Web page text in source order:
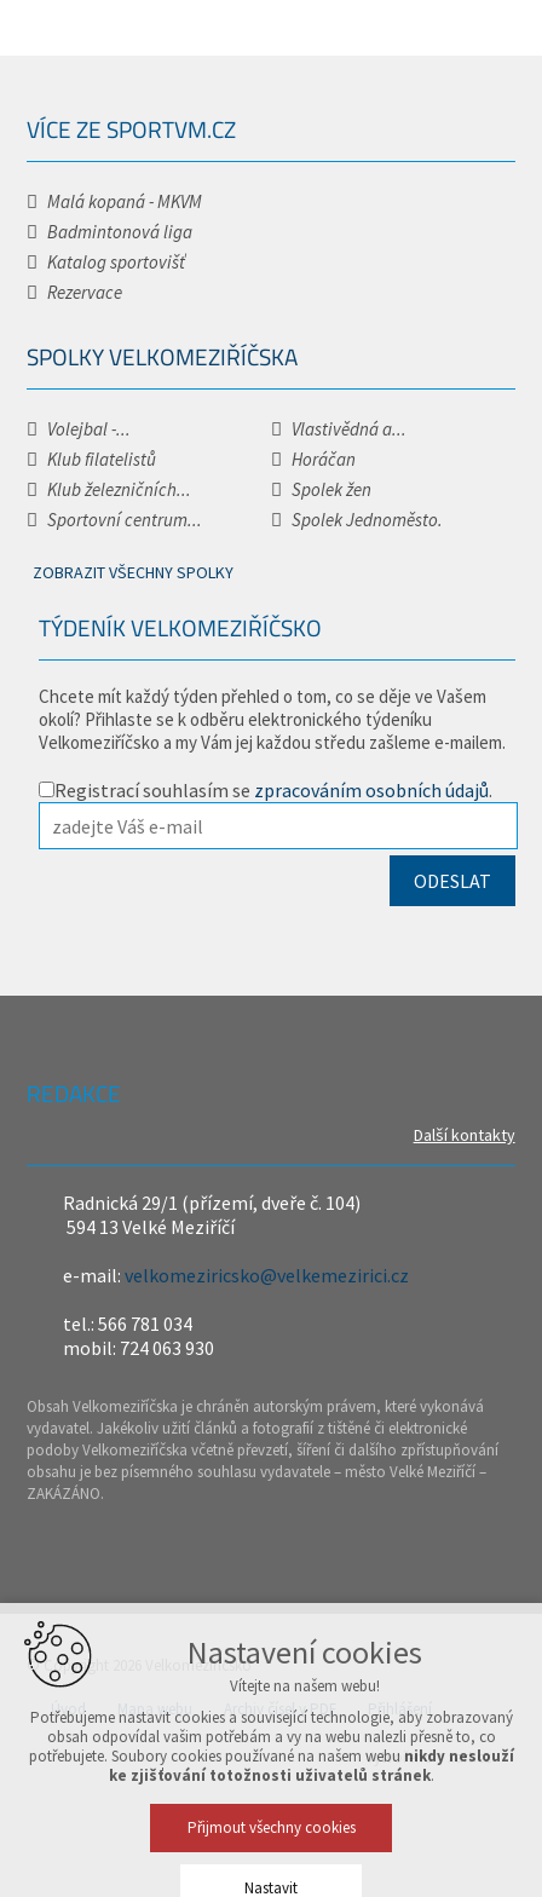
VÍCE ZE SPORTVM.CZ
Malá kopaná - MKVM
Badmintonová liga
Katalog sportovišť
Rezervace
SPOLKY VELKOMEZIŘÍČSKA
Volejbal -...
Vlastivědná a...
Klub filatelistů
Horáčan
Klub železničních...
Spolek žen
Sportovní centrum...
Spolek Jednoměsto.
ZOBRAZIT VŠECHNY SPOLKY
TÝDENÍK VELKOMEZIŘÍČSKO
Chcete mít každý týden přehled o tom, co se děje ve Vašem
okolí? Přihlaste se k odběru elektronického týdeníku
Velkomeziříčsko a my Vám jej každou středu zašleme e-mailem.
Registrací souhlasím se zpracováním osobních údajů.
REDAKCE
Další kontakty
Radnická 29/1 (přízemí, dveře č. 104)
594 13 Velké Meziříčí
e-mail:velkomeziricsko@velkemezirici.cz
tel.: 566 781 034
mobil: 724 063 930
Obsah Velkomeziříčska je chráněn autorským právem, které vykonává
vydavatel. Jakékoliv užití článků a fotografií z tištěné či elektronické
podoby Velkomeziříčska včetně převzetí, šíření či dalšího zpřístupňování
obsahu je bez písemného souhlasu vydavatele – město Velké Meziříčí –
ZAKÁZÁNO.
© Copyright 2026 Velkomeziříčsko
Úvod Mapa webu Archiv čísel v PDF Přihlášení
Vytvořeno v xart.cz
Nastavení cookies
Vítejte na našem webu!
Potřebujeme nastavit cookies a související technologie, aby zobrazovaný
obsah odpovídal vašim potřebám a vy na webu nalezli přesně to, co
potřebujete. Soubory cookies používané na našem webu nikdy neslouží
ke zjišťování totožnosti uživatelů stránek.
Přijmout všechny cookies
Nastavit